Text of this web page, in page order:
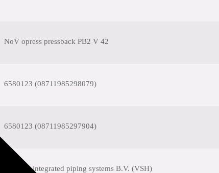
NoV opress pressback PB2 V 42
6580123 (08711985298079)
6580123 (08711985297904)
Aalberts integrated piping systems B.V. (VSH)